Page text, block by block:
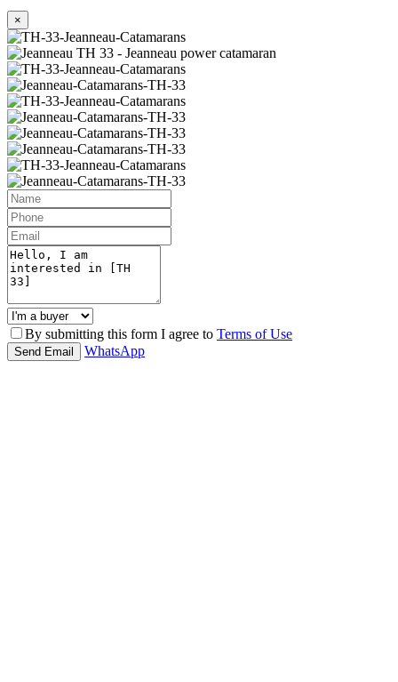
×
By submitting this form I agree to Terms of Use
Send Email WhatsApp